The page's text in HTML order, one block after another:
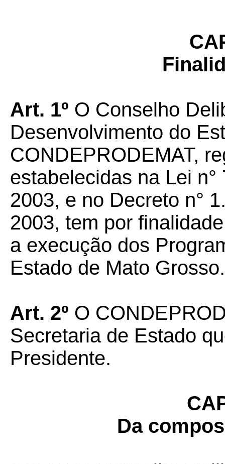
Art. 1º O Conselho
Desenvolvimento do
CONDEPRODEMAT,
estabelecidas na Lei
2003, e no Decreto n°
2003, tem por
a execução dos
Estado de Mato Grosso.
Art. 2º O
Secretaria de Estado
Presidente.
Da